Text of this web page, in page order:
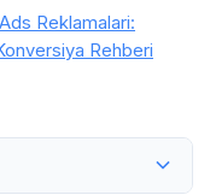
Reklamalari:
Rehberi